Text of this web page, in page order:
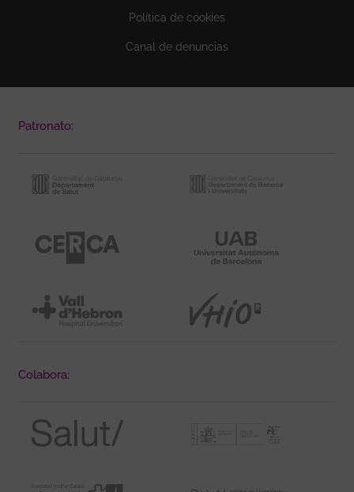
Política de cookies
Canal de denuncias
Patronato:
Colabora: